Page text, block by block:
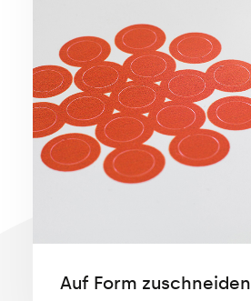
Auf Form zuschneiden